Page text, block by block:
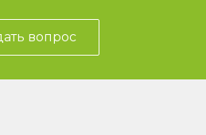
вопрос